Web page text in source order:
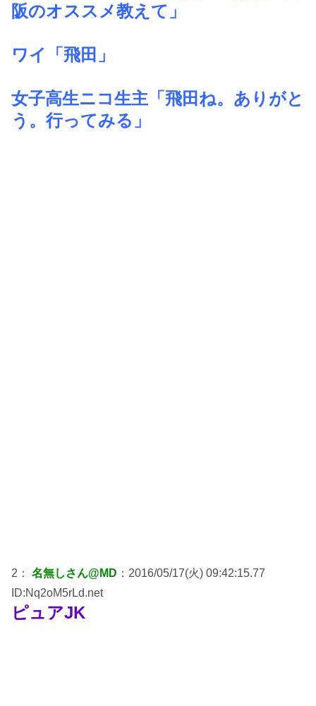
阪のオススメ教えて」
ワイ「飛田」
女子高生ニコ生主「飛田ね。ありがと
う。行ってみる」
2： 名無しさん@MD ：2016/05/17(火) 09:42:15.77
ID:Nq2oM5rLd.net
ピュアJK